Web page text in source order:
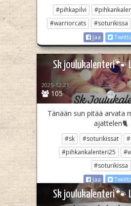
#pihkapilvi
#warriorcats
#soturikissa
Jaa
Sk joulukalenteri🐾
105
2025-12-21
Tänään sun pitää arvata
ajattelen🐈
#sk #soturikissat
#pihkankalenteri25
#soturikissa
Jaa
Sk joulukalenteri🐾